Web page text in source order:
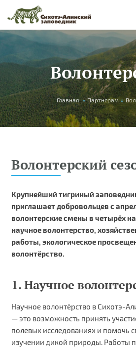
Перейти к основному содержанию
Вы здесь
Главная » Партнерам »
Волонтерский
Крупнейший тигриный
приглашает добровольцев с
волонтерские смены в четырёх
научное волонтерство,
работы, экологическое
волонтёрство.
1. Научное
Научное волонтёрство в Сихотэ-
— это возможность принять
полевых исследованиях и помочь
изучении дикой природы. Работы